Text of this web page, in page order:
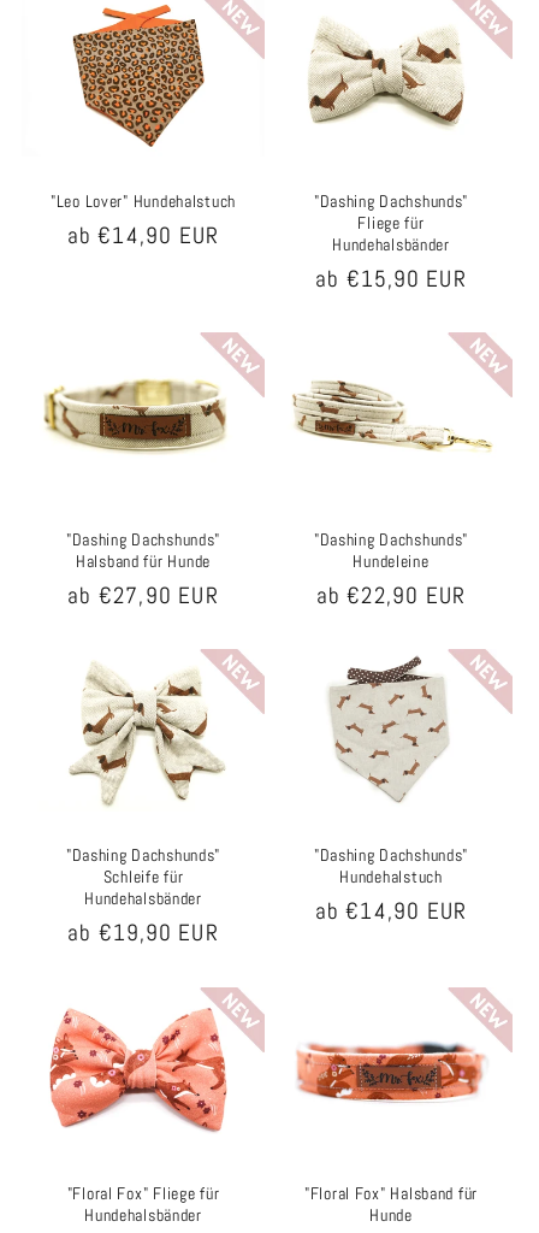
"Leo Lover" Hundehalstuch
Normaler
ab €14,90 EUR
"Dashing Dachshunds"
Fliege für
Hundehalsbänder
Normaler
ab €15,90 EUR
"Dashing Dachshunds"
Halsband für Hunde
Normaler
ab €27,90 EUR
"Dashing Dachshunds"
Hundeleine
Normaler
ab €22,90 EUR
"Dashing Dachshunds"
Schleife für
Hundehalsbänder
Normaler
ab €19,90 EUR
"Dashing Dachshunds"
Hundehalstuch
Normaler
ab €14,90 EUR
"Floral Fox" Fliege für
Hundehalsbänder
"Floral Fox" Halsband für
Hunde